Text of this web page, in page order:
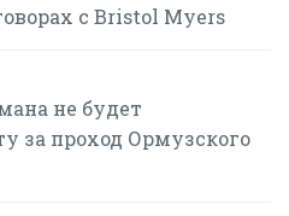
с Bristol Myers
не будет
за проход Ормузского